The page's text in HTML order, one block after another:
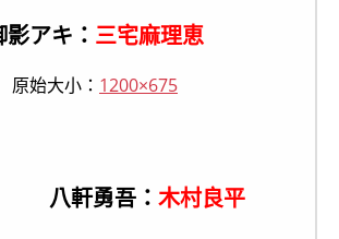
影アキ： 三宅麻理恵
原始大小： 1200×675
八軒勇吾： 木村良平